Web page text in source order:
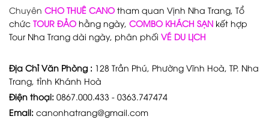
Chuyên CHO THUÊ CANO tham quan Vịnh Nha Trang, Tổ
chức TOUR ĐẢO hằng ngày, COMBO KHÁCH SẠN kết hợp
Tour Nha Trang dài ngày, phân phối VÉ DU LỊCH
Địa Chỉ Văn Phòng : 128 Trần Phú, Phường Vĩnh Hoà, TP. Nha
Trang, tỉnh Khánh Hoà
Điện thoại: 0867.000.433 - 0363.747474
Email: canonhatrang@gmail.com